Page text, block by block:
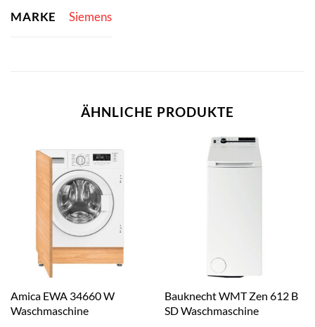
MARKE Siemens
ÄHNLICHE PRODUKTE
Amica EWA 34660 W
Waschmaschine
Bauknecht WMT Zen 612 B
SD Waschmaschine